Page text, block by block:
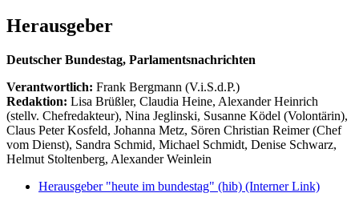
Herausgeber
Deutscher Bundestag, Parlamentsnachrichten
Verantwortlich: Frank Bergmann (V.i.S.d.P.)
Redaktion: Lisa Brüßler, Claudia Heine, Alexander Heinrich
(stellv. Chefredakteur), Nina Jeglinski, Susanne Ködel (Volontärin),
Claus Peter Kosfeld, Johanna Metz, Sören Christian Reimer (Chef
vom Dienst), Sandra Schmid, Michael Schmidt, Denise Schwarz,
Helmut Stoltenberg, Alexander Weinlein
Herausgeber "heute im bundestag" (hib) (Interner Link)